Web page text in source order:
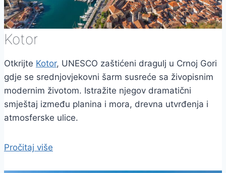
Kotor
Otkrijte Kotor, UNESCO zaštićeni dragulj u Crnoj Gori
gdje se srednjovjekovni šarm susreće sa živopisnim
modernim životom. Istražite njegov dramatični
smještaj između planina i mora, drevna utvrđenja i
atmosferske ulice.
Pročitaj više